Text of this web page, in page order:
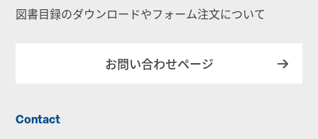
図書目録のダウンロードやフォーム注文について
お問い合わせページ
Contact